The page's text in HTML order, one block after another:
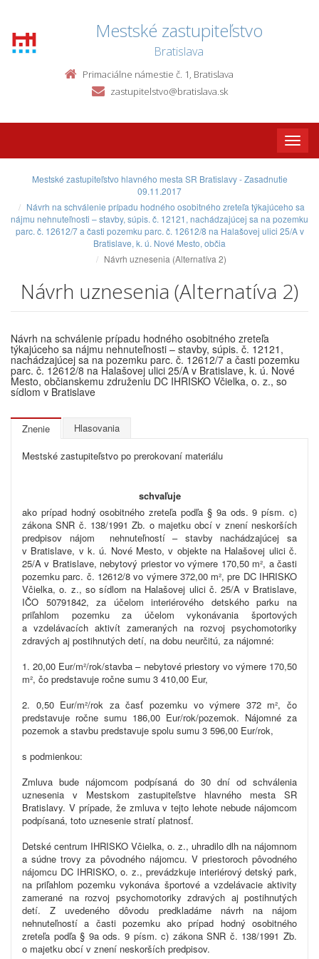
Mestské zastupiteľstvo
Bratislava
Primaciálne námestie č. 1, Bratislava
zastupitelstvo@bratislava.sk
Toggle
Mestské zastupiteľstvo hlavného mesta SR Bratislavy - Zasadnutie
09.11.2017
Návrh na schválenie prípadu hodného osobitného zreteľa týkajúceho sa
nájmu nehnuteľnosti – stavby, súpis. č. 12121, nachádzajúcej sa na pozemku
parc. č. 12612/7 a časti pozemku parc. č. 12612/8 na Halašovej ulici 25/A v
Bratislave, k. ú. Nové Mesto, občia
Návrh uznesenia (Alternatíva 2)
Návrh uznesenia (Alternatíva 2)
Návrh na schválenie prípadu hodného osobitného zreteľa
týkajúceho sa nájmu nehnuteľnosti – stavby, súpis. č. 12121,
nachádzajúcej sa na pozemku parc. č. 12612/7 a časti pozemku
parc. č. 12612/8 na Halašovej ulici 25/A v Bratislave, k. ú. Nové
Mesto, občianskemu združeniu DC IHRISKO Včielka, o. z., so
sídlom v Bratislave
Znenie Hlasovania
Mestské zastupiteľstvo po prerokovaní materiálu
schvaľuje
ako prípad hodný osobitného zreteľa podľa § 9a ods. 9 písm. c)
zákona SNR č. 138/1991 Zb. o majetku obcí v znení neskorších
predpisov nájom nehnuteľností – stavby nachádzajúcej sa
v Bratislave, v k. ú. Nové Mesto, v objekte na Halašovej ulici č.
25/A v Bratislave, nebytový priestor vo výmere 170,50 m², a časti
pozemku parc. č. 12612/8 vo výmere 372,00 m², pre DC IHRISKO
Včielka, o. z., so sídlom na Halašovej ulici č. 25/A v Bratislave,
IČO 50791842, za účelom interiérového detského parku na
priľahlom pozemku za účelom vykonávania športových
a vzdelávacích aktivít zameraných na rozvoj psychomotoriky
zdravých aj postihnutých detí, na dobu neurčitú, za nájomné:
1. 20,00 Eur/m²/rok/stavba – nebytové priestory vo výmere 170,50
m², čo predstavuje ročne sumu 3 410,00 Eur,
2. 0,50 Eur/m²/rok za časť pozemku vo výmere 372 m², čo
predstavuje ročne sumu 186,00 Eur/rok/pozemok. Nájomné za
pozemok a stavbu predstavuje spolu sumu 3 596,00 Eur/rok,
s podmienkou:
Zmluva bude nájomcom podpísaná do 30 dní od schválenia
uznesenia v Mestskom zastupiteľstve hlavného mesta SR
Bratislavy. V prípade, že zmluva v tejto lehote nebude nájomcom
podpísaná, toto uznesenie stratí platnosť.
Detské centrum IHRISKO Včielka, o. z., uhradilo dlh na nájomnom
a súdne trovy za pôvodného nájomcu. V priestoroch pôvodného
nájomcu DC IHRISKO, o. z., prevádzkuje interiérový detský park,
na priľahlom pozemku vykonáva športové a vzdelávacie aktivity
zamerané na rozvoj psychomotoriky zdravých aj postihnutých
detí. Z uvedeného dôvodu predkladáme návrh na nájom
nehnuteľností a časti pozemku ako prípad hodný osobitného
zreteľa podľa § 9a ods. 9 písm. c) zákona SNR č. 138/1991 Zb.
o majetku obcí v znení neskorších predpisov.